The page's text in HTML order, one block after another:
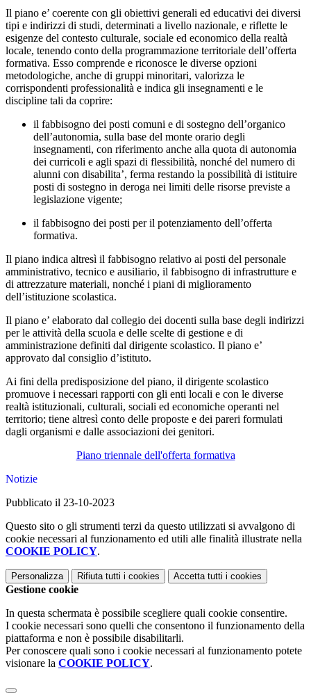
Il piano e’ coerente con gli obiettivi generali ed educativi dei diversi
tipi e indirizzi di studi, determinati a livello nazionale, e riflette le
esigenze del contesto culturale, sociale ed economico della realtà
locale, tenendo conto della programmazione territoriale dell’offerta
formativa. Esso comprende e riconosce le diverse opzioni
metodologiche, anche di gruppi minoritari, valorizza le
corrispondenti professionalità e indica gli insegnamenti e le
discipline tali da coprire:
il fabbisogno dei posti comuni e di sostegno dell’organico
dell’autonomia, sulla base del monte orario degli
insegnamenti, con riferimento anche alla quota di autonomia
dei curricoli e agli spazi di flessibilità, nonché del numero di
alunni con disabilita’, ferma restando la possibilità di istituire
posti di sostegno in deroga nei limiti delle risorse previste a
legislazione vigente;
il fabbisogno dei posti per il potenziamento dell’offerta
formativa.
Il piano indica altresì il fabbisogno relativo ai posti del personale
amministrativo, tecnico e ausiliario, il fabbisogno di infrastrutture e
di attrezzature materiali, nonché i piani di miglioramento
dell’istituzione scolastica.
Il piano e’ elaborato dal collegio dei docenti sulla base degli indirizzi
per le attività della scuola e delle scelte di gestione e di
amministrazione definiti dal dirigente scolastico. Il piano e’
approvato dal consiglio d’istituto.
Ai fini della predisposizione del piano, il dirigente scolastico
promuove i necessari rapporti con gli enti locali e con le diverse
realtà istituzionali, culturali, sociali ed economiche operanti nel
territorio; tiene altresì conto delle proposte e dei pareri formulati
dagli organismi e dalle associazioni dei genitori.
Piano triennale dell'offerta formativa
Notizie
Pubblicato il 23-10-2023
Questo sito o gli strumenti terzi da questo utilizzati si avvalgono di
cookie necessari al funzionamento ed utili alle finalità illustrate nella
COOKIE POLICY.
Personalizza Rifiuta tutti i cookies Accetta tutti i cookies
Gestione cookie
In questa schermata è possibile scegliere quali cookie consentire.
I cookie necessari sono quelli che consentono il funzionamento della
piattaforma e non è possibile disabilitarli.
Per conoscere quali sono i cookie necessari al funzionamento potete
visionare la COOKIE POLICY.